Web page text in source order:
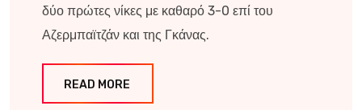
δύο πρώτες νίκες με καθαρό 3-0 επί του
Αζερμπαϊτζάν και της Γκάνας.
READ MORE